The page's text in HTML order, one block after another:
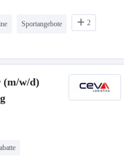
Sportangebote 2
(m/w/d)